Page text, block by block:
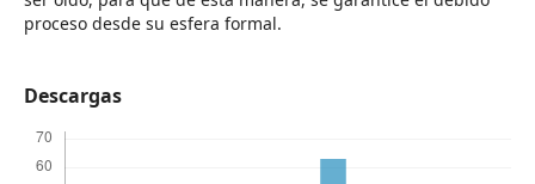
proceso desde su esfera formal.
Descargas